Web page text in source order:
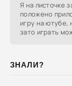
Я на листочке
положено
игру на ютубе,
зато играть
ЗНАЛИ?